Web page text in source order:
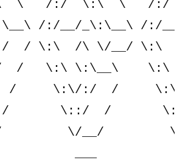
\   /:/  \:\  \   /:/
/:/__/_\:\__\ /:/__/
/ \:\  /\ \/__/ \:\  /\
/   \:\ \:\__\    \:\
/     \:\/:/  /
/       \::/  /
\/__/